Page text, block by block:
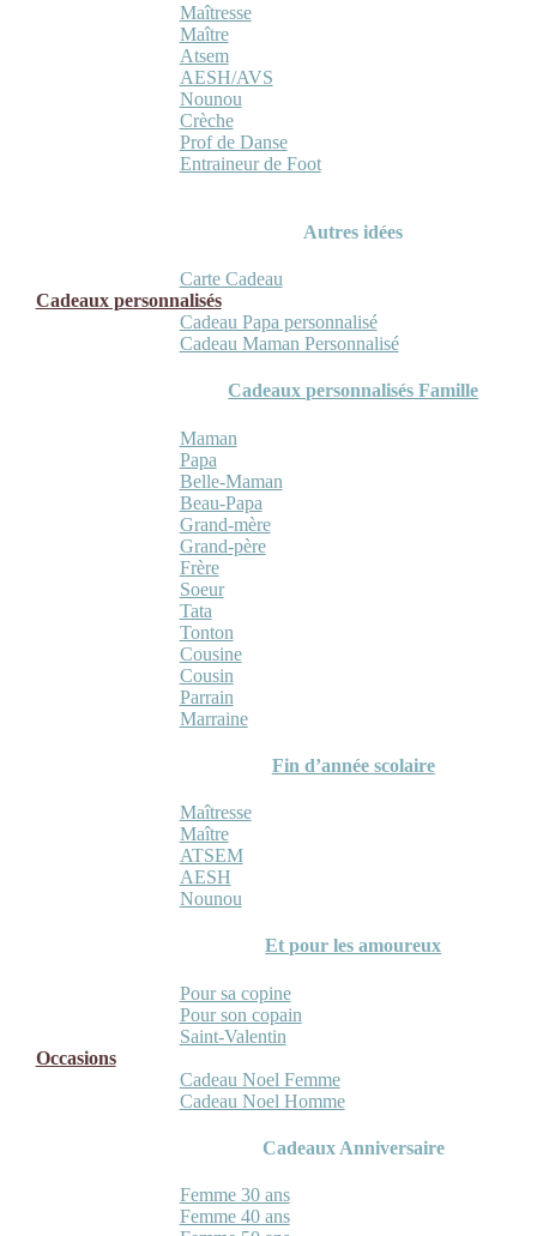
Maîtresse
Maître
Atsem
AESH/AVS
Nounou
Crèche
Prof de Danse
Entraineur de Foot
Autres idées
Carte Cadeau
Cadeaux personnalisés
Cadeau Papa personnalisé
Cadeau Maman Personnalisé
Cadeaux personnalisés Famille
Maman
Papa
Belle-Maman
Beau-Papa
Grand-mère
Grand-père
Frère
Soeur
Tata
Tonton
Cousine
Cousin
Parrain
Marraine
Fin d’année scolaire
Maîtresse
Maître
ATSEM
AESH
Nounou
Et pour les amoureux
Pour sa copine
Pour son copain
Saint-Valentin
Occasions
Cadeau Noel Femme
Cadeau Noel Homme
Cadeaux Anniversaire
Femme 30 ans
Femme 40 ans